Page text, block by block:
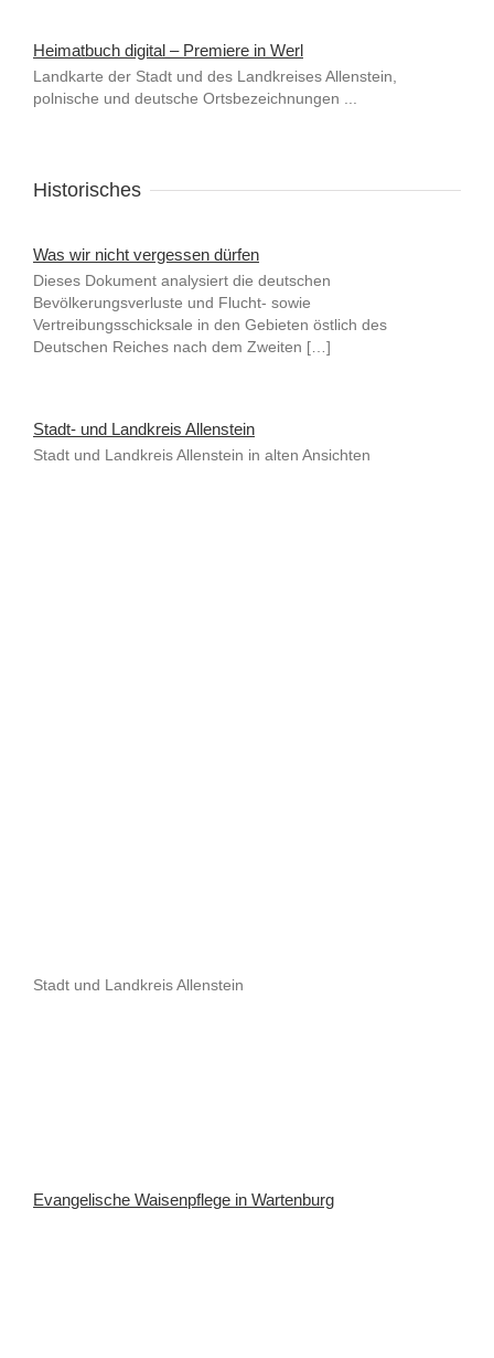
Heimatbuch digital – Premiere in Werl
Landkarte der Stadt und des Landkreises Allenstein,
polnische und deutsche Ortsbezeichnungen ...
Historisches
Was wir nicht vergessen dürfen
Dieses Dokument analysiert die deutschen
Bevölkerungsverluste und Flucht- sowie
Vertreibungsschicksale in den Gebieten östlich des
Deutschen Reiches nach dem Zweiten […]
Stadt- und Landkreis Allenstein
Stadt und Landkreis Allenstein in alten Ansichten
Stadt und Landkreis Allenstein
Evangelische Waisenpflege in Wartenburg